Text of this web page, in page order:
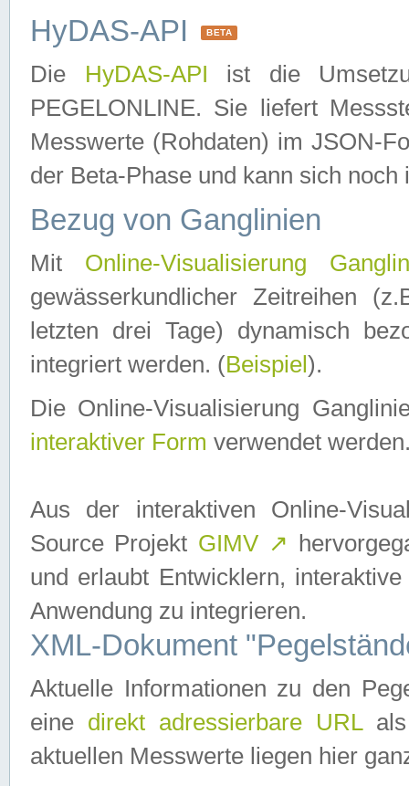
HyDAS-API BETA
Die HyDAS-API ist die
PEGELONLINE. Sie liefert
Messwerte (Rohdaten) im JSON-
der Beta-Phase und kann sich noch
Bezug von Ganglinien
Mit Online-Visualisierung
gewässerkundlicher Zeitreihen
letzten drei Tage) dynamisch
integriert werden. (Beispiel ).
Die Online-Visualisierung
interaktiver Form verwendet
Aus der interaktiven Online-
Source Projekt GIMV ↗
und erlaubt Entwicklern,
Anwendung zu integrieren.
XML-Dokument
Aktuelle Informationen zu den
eine direkt adressierbare URLals
aktuellen Messwerte liegen hier